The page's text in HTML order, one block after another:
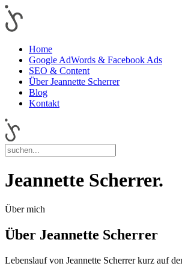
Home
Google AdWords & Facebook Ads
SEO & Content
Über Jeannette Scherrer
Blog
Kontakt
Jeannette Scherrer.
Über mich
Über Jeannette Scherrer
Lebenslauf von Jeannette Scherrer kurz auf